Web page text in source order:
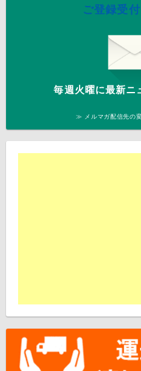
ご登録受
毎週火曜に最新ニ
≫ メルマガ配信先の